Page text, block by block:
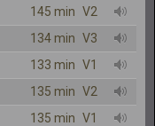
145 min V2
134 min V3
133 min V1
135 min V2
135 min V1